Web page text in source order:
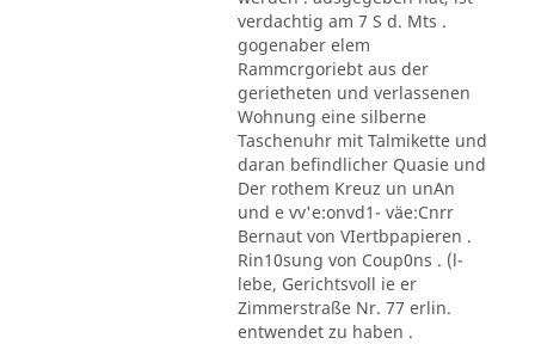
verdachtig am 7 S d. Mts .
gogenaber elem
Rammcrgoriebt aus der
gerietheten und verlassenen
Wohnung eine silberne
Taschenuhr mit Talmikette und
daran befindlicher Quasie und
Der rothem Kreuz un unAn
und e vv'e:onvd1- väe:Cnrr
Bernaut von VIertbpapieren .
Rin10sung von Coup0ns . (l-
lebe, Gerichtsvoll ie er
Zimmerstraße Nr. 77 erlin.
entwendet zu haben .